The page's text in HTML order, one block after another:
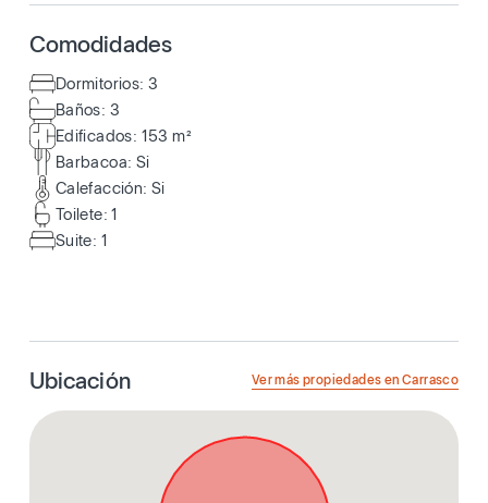
Comodidades
Dormitorios: 3
Baños: 3
Edificados: 153 m²
Barbacoa: Si
Calefacción: Si
Toilete: 1
Suite: 1
Ubicación Ver más propiedades en Carrasco